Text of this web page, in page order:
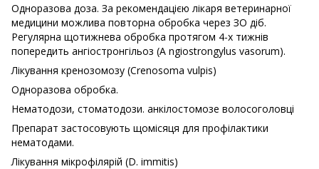
Одноразова доза. За рекомендацією лікаря ветеринарної
медицини можлива повторна обробка через ЗО діб.
Регулярна щотижнева обробка протягом 4-х тижнів
попередить ангіостронгільоз (A ngiostrongylus vasorum).
Лікування кренозомозу (Crenosoma vulpis)
Одноразова обробка.
Нематодози, стоматодози. анкілостомозе волосоголовці
Препарат застосовують щомісяця для профілактики
нематодами.
Лікування мікрофілярій (D. immitis)